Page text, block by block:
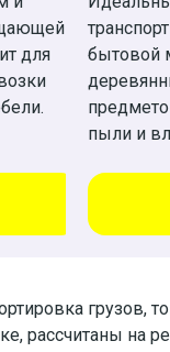
для
бытовой
пыли и
грузов,
рассчитаны на